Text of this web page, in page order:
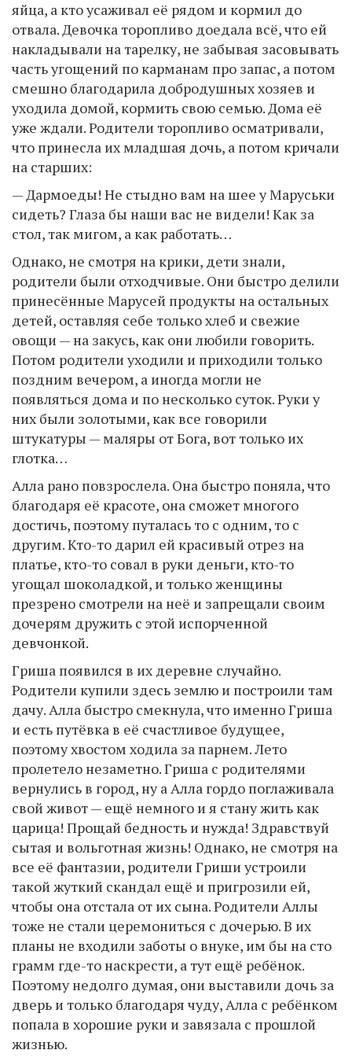
яйца, а кто усаживал её рядом и кормил до
отвала. Девочка торопливо доедала всё, что ей
накладывали на тарелку, не забывая засовывать
часть угощений по карманам про запас, а потом
смешно благодарила добродушных хозяев и
уходила домой, кормить свою семью. Дома её
уже ждали. Родители торопливо осматривали,
что принесла их младшая дочь, а потом кричали
на старших:
— Дармоеды! Не стыдно вам на шее у Маруськи
сидеть? Глаза бы наши вас не видели! Как за
стол, так мигом, а как работать…
Однако, не смотря на крики, дети знали,
родители были отходчивые. Они быстро делили
принесённые Марусей продукты на остальных
детей, оставляя себе только хлеб и свежие
овощи — на закусь, как они любили говорить.
Потом родители уходили и приходили только
поздним вечером, а иногда могли не
появляться дома и по несколько суток. Руки у
них были золотыми, как все говорили
штукатуры — маляры от Бога, вот только их
глотка…
Алла рано повзрослела. Она быстро поняла, что
благодаря её красоте, она сможет многого
достичь, поэтому путалась то с одним, то с
другим. Кто-то дарил ей красивый отрез на
платье, кто-то совал в руки деньги, кто-то
угощал шоколадкой, и только женщины
презрено смотрели на неё и запрещали своим
дочерям дружить с этой испорченной
девчонкой.
Гриша появился в их деревне случайно.
Родители купили здесь землю и построили там
дачу. Алла быстро смекнула, что именно Гриша
и есть путёвка в её счастливое будущее,
поэтому хвостом ходила за парнем. Лето
пролетело незаметно. Гриша с родителями
вернулись в город, ну а Алла гордо поглаживала
свой живот — ещё немного и я стану жить как
царица! Прощай бедность и нужда! Здравствуй
сытая и вольготная жизнь! Однако, не смотря на
все её фантазии, родители Гриши устроили
такой жуткий скандал ещё и пригрозили ей,
чтобы она отстала от их сына. Родители Аллы
тоже не стали церемониться с дочерью. В их
планы не входили заботы о внуке, им бы на сто
грамм где-то наскрести, а тут ещё ребёнок.
Поэтому недолго думая, они выставили дочь за
дверь и только благодаря чуду, Алла с ребёнком
попала в хорошие руки и завязала с прошлой
жизнью.